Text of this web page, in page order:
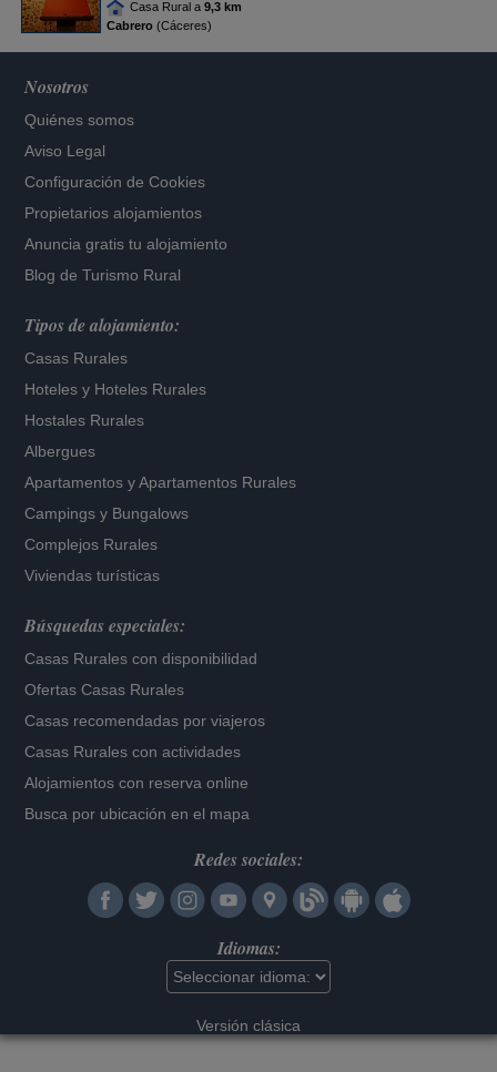
Casa Rural a 9,3 km
Cabrero(Cáceres)
Nosotros
Quiénes somos
Aviso Legal
Configuración de Cookies
Propietarios alojamientos
Anuncia gratis tu alojamiento
Blog de Turismo Rural
Tipos de alojamiento:
Casas Rurales
Hoteles y Hoteles Rurales
Hostales Rurales
Albergues
Apartamentos yApartamentos Rurales
Campings y Bungalows
Complejos Rurales
Viviendas turísticas
Búsquedas especiales:
Casas Rurales con disponibilidad
Ofertas Casas Rurales
Casas recomendadas por viajeros
Casas Rurales con actividades
Alojamientos con reserva online
Busca por ubicación en el mapa
Redes sociales:
Idiomas:
Versión clásica